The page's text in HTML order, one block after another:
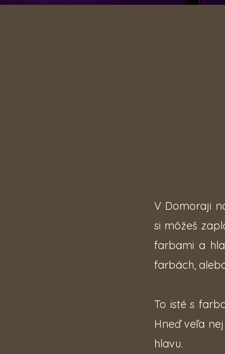
V Domoraji
si môžeš
farbami a
farbách,
To isté s
Hneď veľa
hlavu.